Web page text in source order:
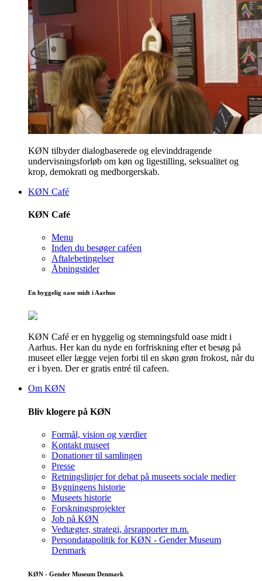
KØN tilbyder dialogbaserede og elevinddragende
undervisningsforløb om køn og ligestilling, seksualitet og
krop, demokrati og medborgerskab.
KØN Café
KØN Café
Menu
Inden du besøger caféen
Aftalebetingelser
Åbningstider
En hyggelig oase midt i Aarhus
KØN Café er en hyggelig og stemningsfuld oase midt i
Aarhus. Her kan du nyde en forfriskning efter et besøg på
museet eller lægge vejen forbi til en skøn grøn frokost, når du
er i byen. Der er gratis entré til cafeen.
Om KØN
Bliv klogere på KØN
Formål, vision og værdier
Kontakt museet
Donationer til samlingen
Presse
Retningslinjer for debat på museets sociale medier
Bygningens historie
Museets historie
Forskningsprojekter
Job på KØN
Vedtægter, strategi, årsrapporter m.m.
Persondatapolitik for KØN - Gender Museum
Denmark
KØN - Gender Museum Denmark